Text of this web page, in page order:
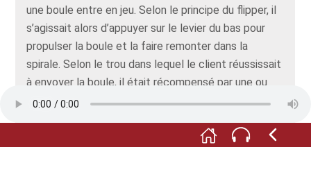
une boule entre en jeu. Selon le principe du flipper, il
s’agissait alors d’appuyer sur le levier du bas pour
propulser la boule et la faire remonter dans la
spirale. Selon le trou dans lequel le client réussissait
à envoyer la boule, il était récompensé par une ou
plusieurs cigarettes, qui tombaient dans le bac du
droite, plus petit, n’est pas une fabrication en série.